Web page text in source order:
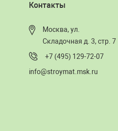
Контакты
Москва, ул.
Складочная д. 3, стр. 7
+7 (495) 129-72-07
info@stroymat.msk.ru